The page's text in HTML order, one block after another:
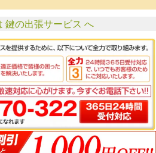
鍵の出張サービス へ